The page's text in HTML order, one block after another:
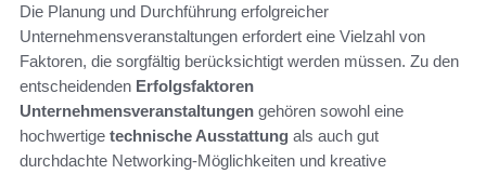
Die Planung und Durchführung erfolgreicher
Unternehmensveranstaltungen erfordert eine Vielzahl von
Faktoren, die sorgfältig berücksichtigt werden müssen. Zu den
entscheidenden Erfolgsfaktoren
Unternehmensveranstaltungen gehören sowohl eine
hochwertige technische Ausstattung als auch gut
durchdachte Networking-Möglichkeiten und kreative